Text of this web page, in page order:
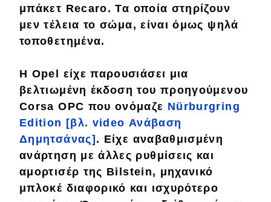
Τεχνολογία
Mobility
Classic
Νέα
Παρουσιάσεις
μπάκετ Recaro.Τα οποία στηρίζουν
μεντέλεια το σώμα, είναι όμως ψηλά
τοποθετημένα.
Η Opel είχε παρουσιάσει μια
βελτιωμένη έκδοσητου προηγούμενου
Corsa OPC που ονόμαζε Nü rburgring
Edition [βλ. video Ανάβαση
Δημητσάνας]. Είχε αναβαθμισμένη
ανάρτηση με άλλες ρυθμίσεις και
αμορτισέρ της Bilstein, μηχανικό
μπλοκέ διαφορικό και ισχυρότερο